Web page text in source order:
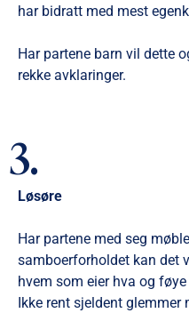
har bidratt med mest
Har partene barn vil dette
rekke avklaringer.
3.
Løsøre
Har partene med seg
samboerforholdet kan det
hvem som eier hva og
Ikke rent sjeldent glemmer